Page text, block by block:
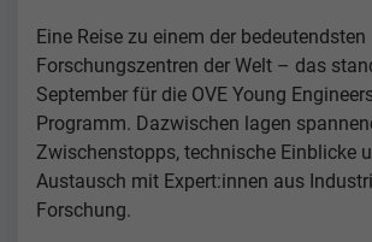
Eine Reise zu einem der bedeutendsten
Forschungszentren der Welt – das
September für die OVE Young
Programm. Dazwischen lagen
Zwischenstopps, technische Einblicke
Austausch mit Expert:innen aus
Forschung.